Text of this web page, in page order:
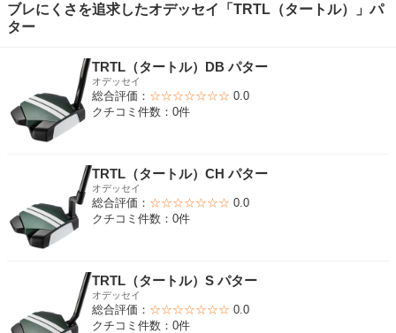
ブレにくさを追求したオデッセイ「TRTL（タートル）」パ
ター
TRTL（タートル）DB パター
オデッセイ
総合評価： ☆☆☆☆☆☆☆ 0.0
クチコミ件数：0件
TRTL（タートル）CH パター
オデッセイ
総合評価： ☆☆☆☆☆☆☆ 0.0
クチコミ件数：0件
TRTL（タートル）S パター
オデッセイ
総合評価： ☆☆☆☆☆☆☆ 0.0
クチコミ件数：0件